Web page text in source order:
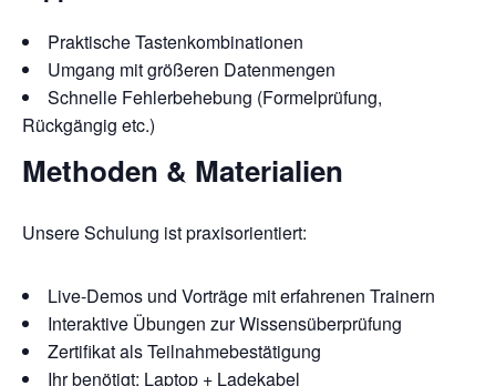
Praktische Tastenkombinationen
Umgang mit größeren Datenmengen
Schnelle Fehlerbehebung (Formelprüfung,
Rückgängig etc.)
Methoden & Materialien
Unsere Schulung ist praxisorientiert:​
Live-Demos und Vorträge mit erfahrenen Trainern
Interaktive Übungen zur Wissensüberprüfung
Zertifikat als Teilnahmebestätigung
Ihr benötigt: Laptop + Ladekabel